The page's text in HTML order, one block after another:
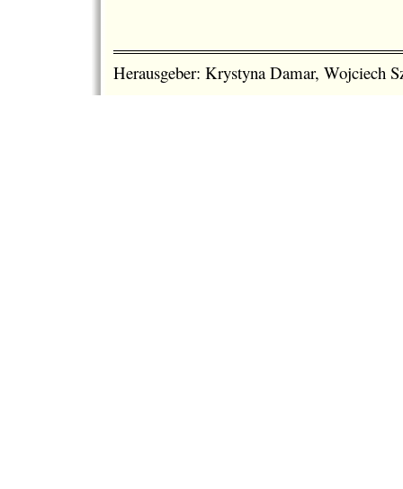
Herausgeber: Krystyna Damar, Wojciech